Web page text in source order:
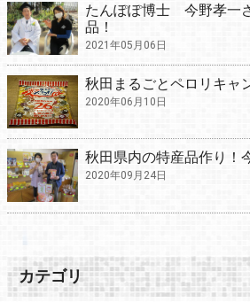
たんぽぽ博士 今野孝一
品！
2021年05月06日
秋田まるごとペロリキャ
2020年06月10日
秋田県内の特産品作り！
2020年09月24日
カテゴリ